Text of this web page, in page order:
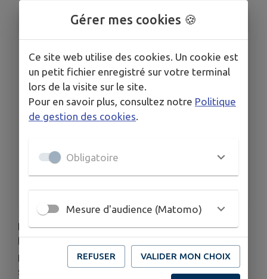
INFORMATIONS PRATIQUES
4 Rue Yvon Malpiece, 54110 Rosières-aux-Salines
DATE
Le mer. 8 oct.
20h
Gratuit
En partenariat avec la médiathèque de Rosières,
propose un voyage en Louisiane le temps d'une
soirée riche en découvertes culturelles, culinaires
Gérer mes cookies 🍪
Ce site web utilise des cookies. Un cookie est
un petit fichier enregistré sur votre terminal
lors de la visite sur le site.
Pour en savoir plus, consultez notre Politique
de gestion des cookies.
Obligatoire
Mesure d'audience (Matomo)
REFUSER VALIDER MON CHOIX